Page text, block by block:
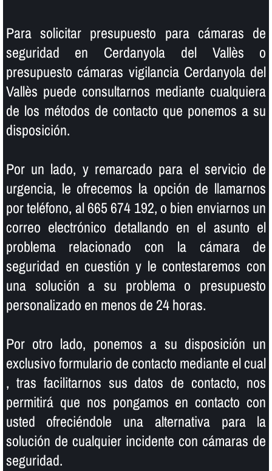
Para solicitar presupuesto para cámaras de
seguridad en Cerdanyola del Vallès o
presupuesto cámaras vigilancia Cerdanyola del
Vallès puede consultarnos mediante cualquiera
de los métodos de contacto que ponemos a su
disposición.
Por un lado, y remarcado para el servicio de
urgencia, le ofrecemos la opción de llamarnos
por teléfono, al 665 674 192, o bien enviarnos un
correo electrónico detallando en el asunto el
problema relacionado con la cámara de
seguridad en cuestión y le contestaremos con
una solución a su problema o presupuesto
personalizado en menos de 24 horas.
Por otro lado, ponemos a su disposición un
exclusivo formulario de contacto mediante el cual
, tras facilitarnos sus datos de contacto, nos
permitirá que nos pongamos en contacto con
usted ofreciéndole una alternativa para la
solución de cualquier incidente con cámaras de
seguridad.